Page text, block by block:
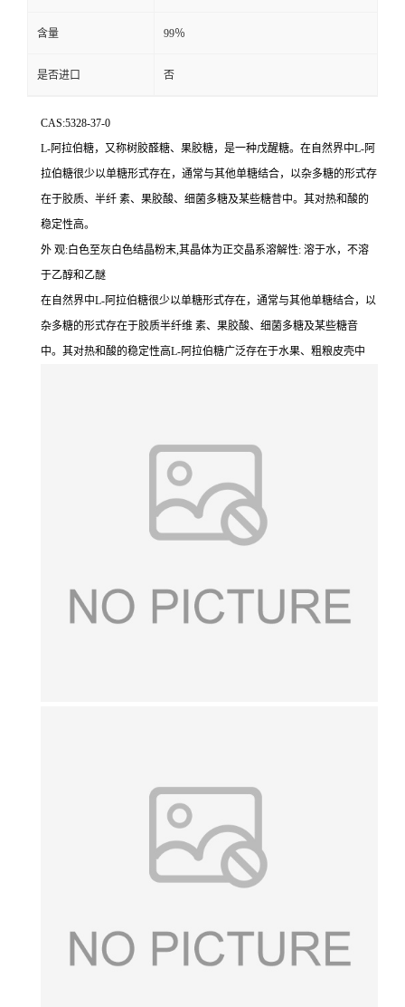
含量 99％
是否进口 否
CAS:5328-37-0
L-阿拉伯糖，又称树胶醛糖、果胶糖，是一种戊醒糖。在自然界中L-阿
拉伯糖很少以单糖形式存在，通常与其他单糖结合，以杂多糖的形式存
在于胶质、半纤 素、果胶酸、细菌多糖及某些糖昔中。其对热和酸的
稳定性高。
外 观:白色至灰白色结晶粉末,其晶体为正交晶系溶解性: 溶于水，不溶
于乙醇和乙醚
在自然界中L-阿拉伯糖很少以单糖形式存在，通常与其他单糖结合，以
杂多糖的形式存在于胶质半纤维 素、果胶酸、细菌多糖及某些糖音
中。其对热和酸的稳定性高L-阿拉伯糖广泛存在于水果、粗粮皮壳中